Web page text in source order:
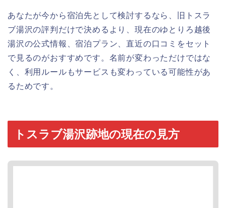
あなたが今から宿泊先として検討するなら、旧トスラ
ブ湯沢の評判だけで決めるより、現在のゆとりろ越後
湯沢の公式情報、宿泊プラン、直近の口コミをセット
で見るのがおすすめです。名前が変わっただけではな
く、利用ルールもサービスも変わっている可能性があ
るためです。
トスラブ湯沢跡地の現在の見方